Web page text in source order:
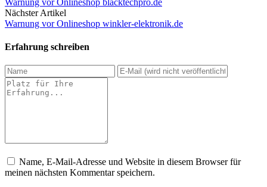
Nächster Artikel
Warnung vor Onlineshop winkler-elektronik.de
Erfahrung schreiben
Name, E-Mail-Adresse und Website in diesem Browser für
meinen nächsten Kommentar speichern.